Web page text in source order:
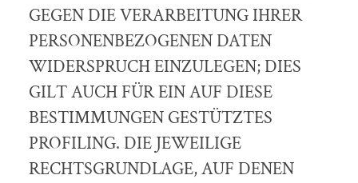
GEGEN DIE VERARBEITUNG IHRER
PERSONENBEZOGENEN DATEN
WIDERSPRUCH EINZULEGEN; DIES
GILT AUCH FÜR EIN AUF DIESE
BESTIMMUNGEN GESTÜTZTES
PROFILING. DIE JEWEILIGE
RECHTSGRUNDLAGE, AUF DENEN